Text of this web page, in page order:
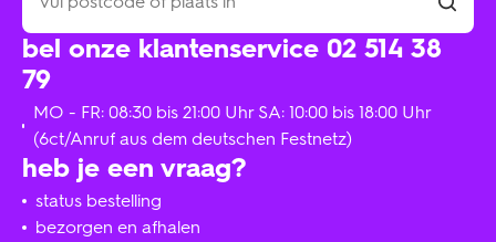
heb je een vraag?
status bestelling
bezorgen en afhalen
bel onze klantenservice 02 514 38
79
MO - FR: 08:30 bis 21:00 Uhr SA: 10:00 bis 18:00 Uhr
(6ct/Anruf aus dem deutschen Festnetz)